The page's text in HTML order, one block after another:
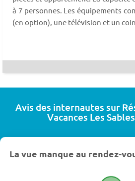
à 7 personnes. Les équipements
(en option), une télévision et un
Avis des internautes sur
Vacances Les
La vue manque au rendez-